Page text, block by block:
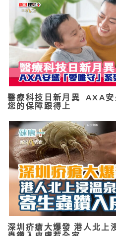
醫療科技日新月異 AXA安
您的保障跟得上
深圳疥瘡大爆發 港人北上